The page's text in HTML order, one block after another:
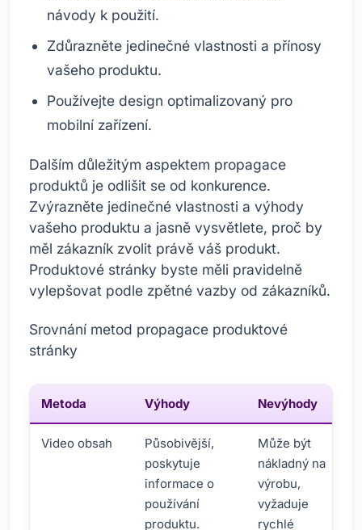
návody k použití.
Zdůrazněte jedinečné vlastnosti a přínosy
vašeho produktu.
Používejte design optimalizovaný pro
mobilní zařízení.
Dalším důležitým aspektem propagace
produktů je odlišit se od konkurence.
Zvýrazněte jedinečné vlastnosti a výhody
vašeho produktu a jasně vysvětlete, proč by
měl zákazník zvolit právě váš produkt.
Produktové stránky byste měli pravidelně
vylepšovat podle zpětné vazby od zákazníků.
Srovnání metod propagace produktové
stránky
Metoda Výhody Nevýhody
Video obsah
Působivější,
poskytuje
informace o
používání
produktu.
Může být
nákladný na
výrobu,
vyžaduje
rychlé